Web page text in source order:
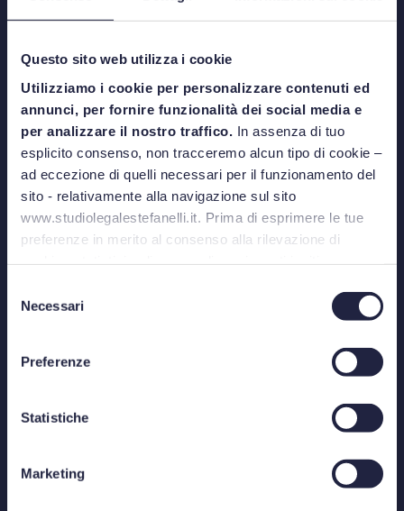
Questo sito web utilizza i cookie
Utilizziamo i cookie per personalizzare contenuti ed
annunci, per fornire funzionalità dei social media e
per analizzare il nostro traffico.
In assenza di tuo
esplicito consenso, non tracceremo alcun tipo di cookie –
ad eccezione di quelli necessari per il funzionamento del
sito - relativamente alla navigazione sul sito
www.studiolegalestefanelli.it. Prima di esprimere le tue
preferenze in merito al consenso alla rilevazione di
delNecessari
Preferenze
Statistiche
Marketing
Via Azzo Gardino, 8/A - 40122 Bologna
Phone: +39 051 520315
Via Nino Bixio, 31 - 20129 Milano
Phone: +39 02 87325559
Castello 2388
Venezia